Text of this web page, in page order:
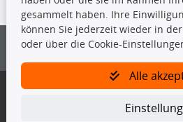
Es ist zu unterlassen, die Daten oder die
vorherige Zustimmung von TecDoc zu
und/oder diese Handlungen durch Dritte
Bitte prüfen Sie, ob das über unseren
Gegebenenfalls sind ergänzende
gesammelt haben. Ihre
können Sie jederzeit wieder in
oder über die Cookie-
Alle